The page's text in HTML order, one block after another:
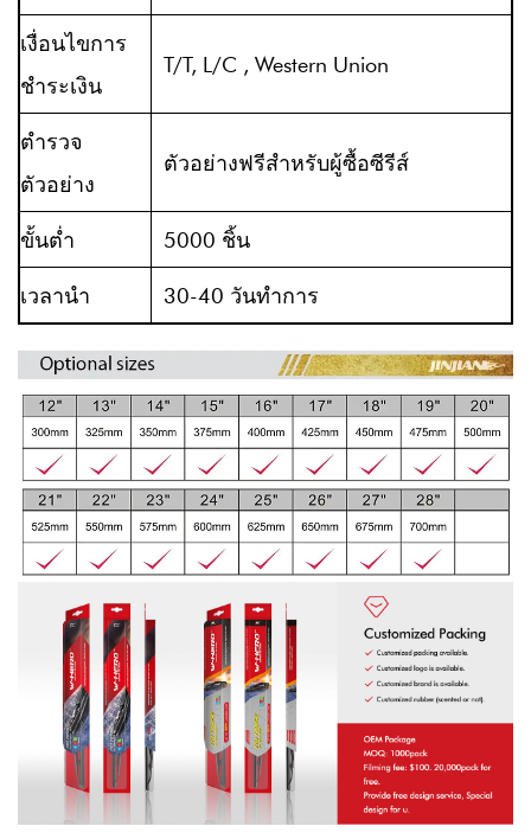
เงื่อนไขการ
ชำระเงิน
T/T, L/C , Western Union
ตำรวจ
ตัวอย่าง
ตัวอย่างฟรีสำหรับผู้ซื้อซีรีส์
ขั้นต่ำ
5000 ชิ้น
เวลานำ
30-40 วันทำการ